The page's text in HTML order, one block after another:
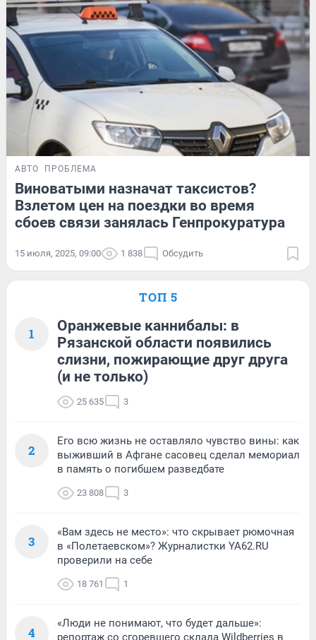
АВТО ПРОБЛЕМА
Виноватыми назначат таксистов?
Взлетом цен на поездки во время
сбоев связи занялась Генпрокуратура
15 июля, 2025, 09:00 1 838 Обсудить
ТОП 5
1
Оранжевые каннибалы: в
Рязанской области появились
слизни, пожирающие друг друга
(и не только)
25 635 3
2
Его всю жизнь не оставляло чувство вины: как
выживший в Афгане сасовец сделал мемориал
в память о погибшем разведбате
23 808 3
3
«Вам здесь не место»: что скрывает рюмочная
в «Полетаевском»? Журналистки YA62.RU
проверили на себе
18 761 1
4
«Люди не понимают, что будет дальше»:
репортаж со сгоревшего склада Wildberries в